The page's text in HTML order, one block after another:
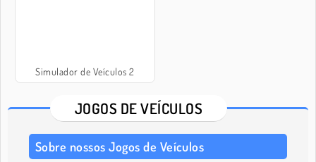
Simulador de Veículos 2
JOGOS DE VEÍCULOS
Sobre nossos Jogos de Veículos